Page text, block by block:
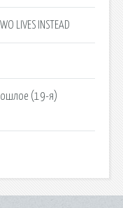
LIVES INSTEAD
(19-я)